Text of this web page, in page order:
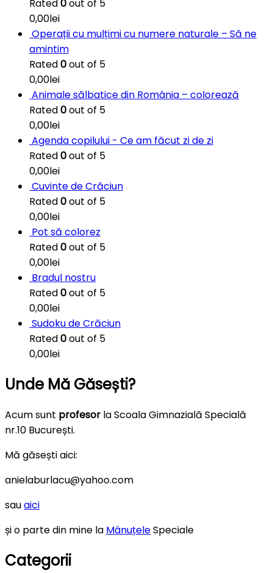
Rated0out of 5
0,00lei
Operații cu mulțimi cu numere naturale – Să ne
amintim
Rated0out of 5
0,00lei
Animale sălbatice din România – colorează
Rated0out of 5
0,00lei
Agenda copilului - Ce am făcut zi de zi
Rated0out of 5
0,00lei
Cuvinte de Crăciun
Rated0out of 5
0,00lei
Pot să colorez
Rated0out of 5
0,00lei
Bradul nostru
Rated0out of 5
0,00lei
Sudoku de Crăciun
Rated0out of 5
0,00lei
Unde Mă Găsești?
Acum sunt profesor la Scoala Gimnazială Specială
nr.10 București.
Mă găsești aici:
anielaburlacu@yahoo.com
sauaici
și o parte din mine la MânuțeleSpeciale
Categorii